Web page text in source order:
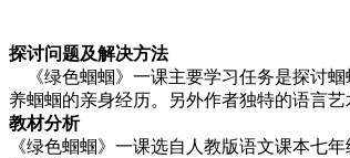
探讨问题及解决方法
《绿色蝈蝈》一课主要学习任务是探讨
养蝈蝈的亲身经历。另外作者独特的语言
教材分析
《绿色蝈蝈》一课选自人教版语文课本七